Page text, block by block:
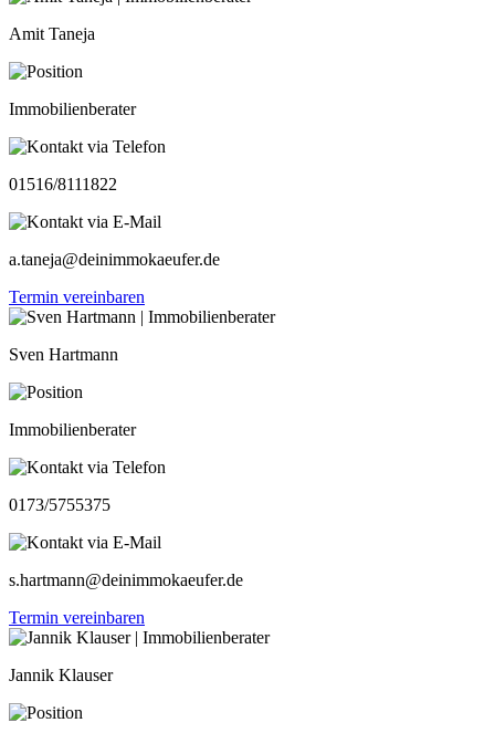
Amit Taneja
Immobilienberater
01516/8111822
a.taneja@deinimmokaeufer.de
Termin vereinbaren
Sven Hartmann
Immobilienberater
0173/5755375
s.hartmann@deinimmokaeufer.de
Termin vereinbaren
Jannik Klauser